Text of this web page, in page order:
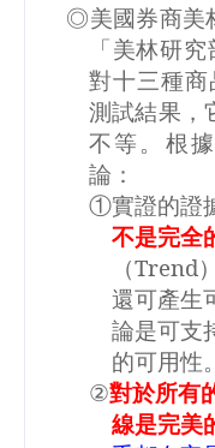
◎美國券商美
「美林研
對十三種
測試結果，
不等。根
論：
①實證的證
不是完全
（Trend
還可產生
論是可支
的可用性。
②對於所有
線是完美